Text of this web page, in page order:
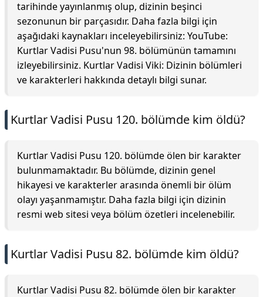
tarihinde yayınlanmış olup, dizinin beşinci
sezonunun bir parçasıdır. Daha fazla bilgi için
aşağıdaki kaynakları inceleyebilirsiniz: YouTube:
Kurtlar Vadisi Pusu'nun 98. bölümünün tamamını
izleyebilirsiniz. Kurtlar Vadisi Viki: Dizinin bölümleri
ve karakterleri hakkında detaylı bilgi sunar.
Kurtlar Vadisi Pusu 120. bölümde kim öldü?
Kurtlar Vadisi Pusu 120. bölümde ölen bir karakter
bulunmamaktadır. Bu bölümde, dizinin genel
hikayesi ve karakterler arasında önemli bir ölüm
olayı yaşanmamıştır. Daha fazla bilgi için dizinin
resmi web sitesi veya bölüm özetleri incelenebilir.
Kurtlar Vadisi Pusu 82. bölümde kim öldü?
Kurtlar Vadisi Pusu 82. bölümde ölen bir karakter